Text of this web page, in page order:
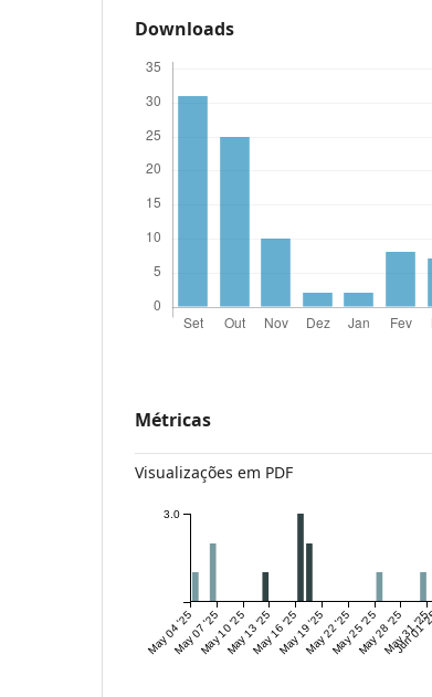
Downloads
Métricas
Visualizações em PDF
May 04 '25May 07 '25May 10 '25May 13 '25May 16 '25May 19 '25May 22 '25May 25 '25May 28 '25May 31 '25
Jun 01
3.0